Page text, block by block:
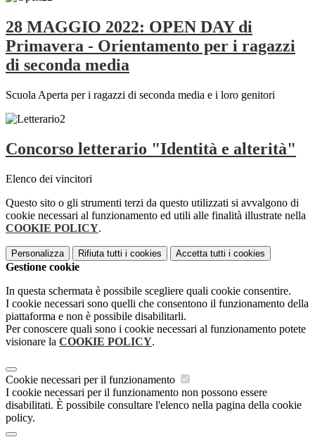
28 MAGGIO 2022: OPEN DAY di
Primavera - Orientamento per i ragazzi
di seconda media
Scuola Aperta per i ragazzi di seconda media e i loro genitori
Concorso letterario "Identità e alterità"
Elenco dei vincitori
Questo sito o gli strumenti terzi da questo utilizzati si avvalgono di
cookie necessari al funzionamento ed utili alle finalità illustrate nella
COOKIE POLICY.
Personalizza Rifiuta tutti i cookies Accetta tutti i cookies
Gestione cookie
In questa schermata è possibile scegliere quali cookie consentire.
I cookie necessari sono quelli che consentono il funzionamento della
piattaforma e non è possibile disabilitarli.
Per conoscere quali sono i cookie necessari al funzionamento potete
visionare la COOKIE POLICY.
Cookie necessari per il funzionamento
I cookie necessari per il funzionamento non possono essere
disabilitati. È possibile consultare l'elenco nella pagina della cookie
policy.